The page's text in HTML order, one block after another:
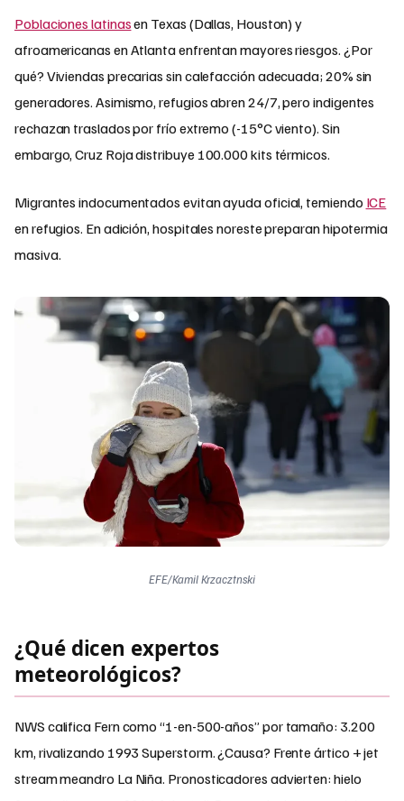
Poblaciones latinasen Texas (Dallas, Houston) y
afroamericanas en Atlanta enfrentan mayores riesgos. ¿Por
qué? Viviendas precarias sin calefacción adecuada; 20% sin
generadores. Asimismo, refugios abren 24/7, pero indigentes
rechazan traslados por frío extremo (-15°C viento). Sin
embargo, Cruz Roja distribuye 100.000 kits térmicos.
Migrantes indocumentados evitan ayuda oficial, temiendo ICE
en refugios. En adición, hospitales noreste preparan hipotermia
masiva.
EFE/Kamil Krzacztnski
¿Qué dicen expertos
meteorológicos?
NWS califica Fern como “1-en-500-años” por tamaño: 3.200
km, rivalizando 1993 Superstorm. ¿Causa? Frente ártico + jet
stream meandro La Niña. Pronosticadores advierten: hielo